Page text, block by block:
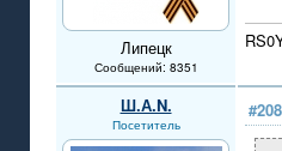
Липецк
Сообщений: 8351
Ш.А.N.
Посетитель
#208